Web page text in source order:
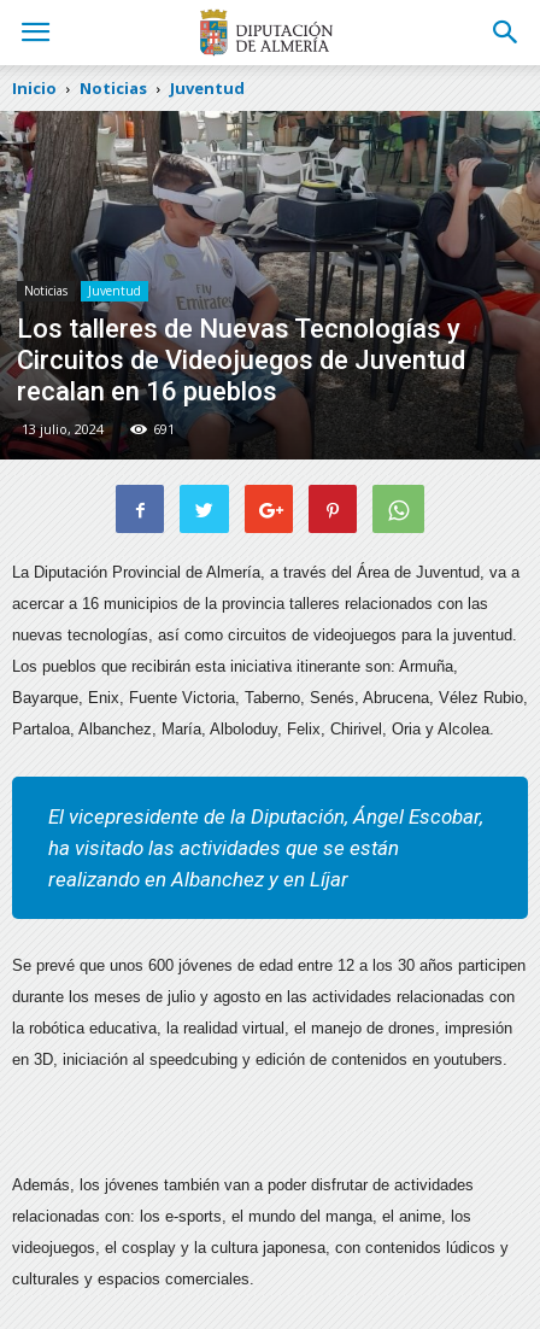
Inicio Noticias Juventud
Noticias Juventud
Los talleres de Nuevas Tecnologías y
Circuitos de Videojuegos de Juventud
recalan en 16 pueblos
13 julio, 2024 691
La Diputación Provincial de Almería, a través del Área de Juventud, va a
acercar a 16 municipios de la provincia talleres relacionados con las
nuevas tecnologías, así como circuitos de videojuegos para la juventud.
Los pueblos que recibirán esta iniciativa itinerante son: Armuña,
Bayarque, Enix, Fuente Victoria, Taberno, Senés, Abrucena, Vélez Rubio,
Partaloa, Albanchez, María, Alboloduy, Felix, Chirivel, Oria y Alcolea.
El vicepresidente de la Diputación, Ángel Escobar,
ha visitado las actividades que se están
realizando en Albanchez y en Líjar
Se prevé que unos 600 jóvenes de edad entre 12 a los 30 años participen
durante los meses de julio y agosto en las actividades relacionadas con
la robótica educativa, la realidad virtual, el manejo de drones, impresión
en 3D, iniciación al speedcubing y edición de contenidos en youtubers.
Además, los jóvenes también van a poder disfrutar de actividades
relacionadas con: los e-sports, el mundo del manga, el anime, los
videojuegos, el cosplay y la cultura japonesa, con contenidos lúdicos y
culturales y espacios comerciales.